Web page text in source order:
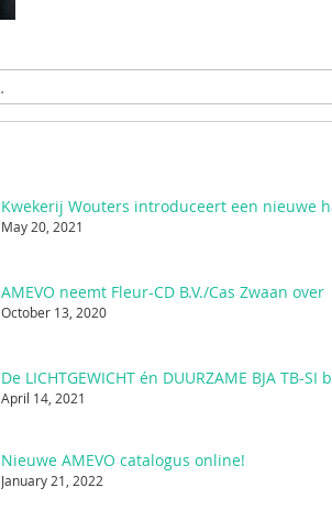
Kwekerij Wouters introduceert een nieuwe
May 20, 2021
AMEVO neemt Fleur-CD B.V./Cas Zwaan over
October 13, 2020
April 14, 2021
Nieuwe AMEVO catalogus online!
January 21, 2022